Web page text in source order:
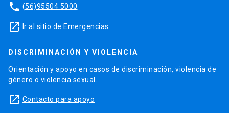
phone (56)95504 5000
launch Ir al sitio de Emergencias
DISCRIMINACIÓN Y VIOLENCIA
Orientación y apoyo en casos de discriminación, violencia de
género o violencia sexual.
launch Contacto para apoyo